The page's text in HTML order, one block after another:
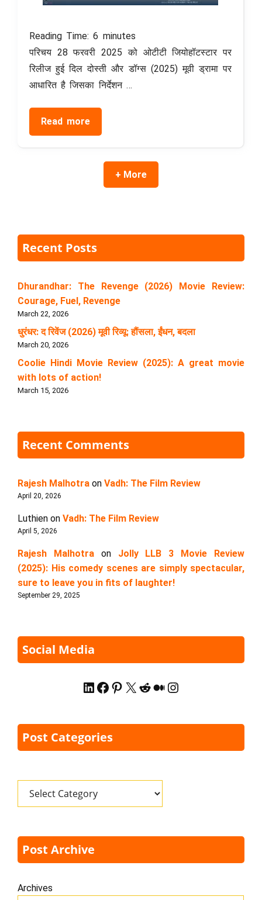
Reading Time:6 minutes
परिचय 28 फरवरी 2025 को ओटीटी जियोहॉटस्टार पर
रिलीज हुई दिल दोस्ती और डॉग्स (2025) मूवी ड्रामा पर
आधारित है जिसका निर्देशन …
Read more
+ More
Recent Posts
Dhurandhar: The Revenge (2026) Movie Review:
Courage, Fuel, Revenge
March 22, 2026
धुरंधर: द रिवेंज (2026) मूवी रिव्यू: हौंसला, ईंधन, बदला
March 20, 2026
Coolie Hindi Movie Review (2025): A great movie
with lots of action!
March 15, 2026
Recent Comments
Rajesh Malhotra on Vadh: The Film Review
April 20, 2026
Luthien on Vadh: The Film Review
April 5, 2026
Rajesh Malhotraon Jolly LLB 3 Movie Review
(2025): His comedy scenes are simply spectacular,
sure to leave you in fits of laughter!
September 29, 2025
Social Media
LinkedIn
Facebook
Pinterest
X Reddit
Medium
Instagram
Post Categories
Post Archive
Archives